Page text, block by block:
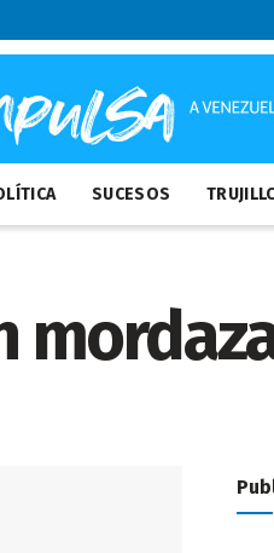
SUCESOS